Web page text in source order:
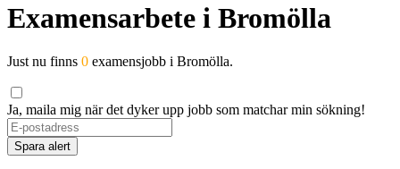
Examensarbete i Bromölla
Just nu finns 0 examensjobb i Bromölla.
Ja, maila mig när det dyker upp jobb som matchar min sökning!
Spara alert